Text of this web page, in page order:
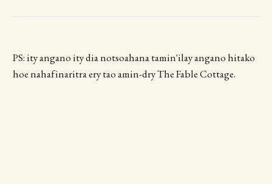
PS: ity angano ity dia notsoahana tamin'ilay angano hitako
hoe nahafinaritra ery tao amin-dry The Fable Cottage.